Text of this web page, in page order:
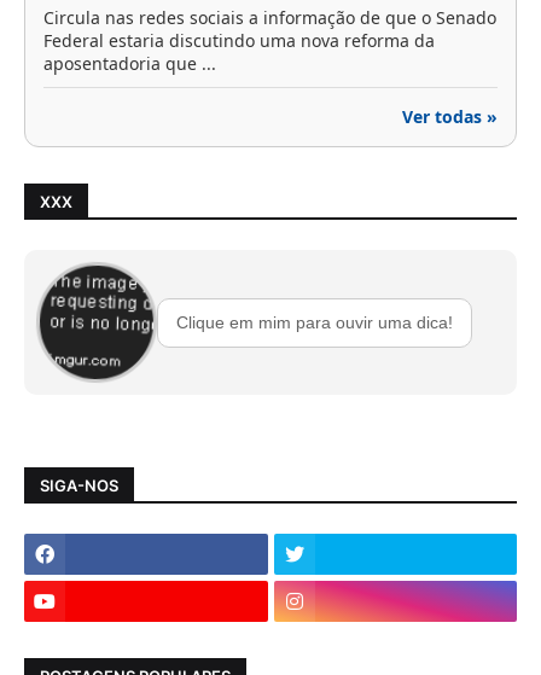
Circula nas redes sociais a informação de que o Senado
Federal estaria discutindo uma nova reforma da
aposentadoria que ...
Ver todas »
XXX
Clique em mim para ouvir uma dica!
SIGA-NOS